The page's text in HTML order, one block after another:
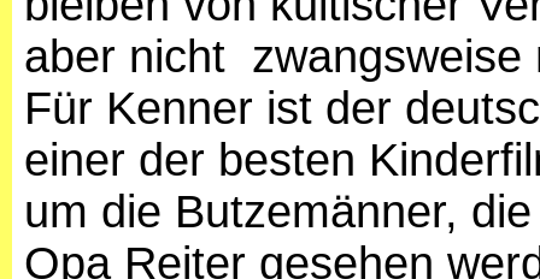
aber nicht zwangsweise
Für Kenner ist der
einer der besten
um die Butzemänner,
Opa Reiter gesehen